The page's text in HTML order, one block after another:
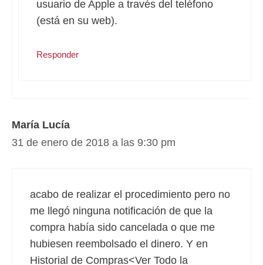
usuario de Apple a través del teléfono
(está en su web).
Responder
María Lucía
31 de enero de 2018 a las 9:30 pm
acabo de realizar el procedimiento pero no
me llegó ninguna notificación de que la
compra había sido cancelada o que me
hubiesen reembolsado el dinero. Y en
Historial de Compras<Ver Todo la